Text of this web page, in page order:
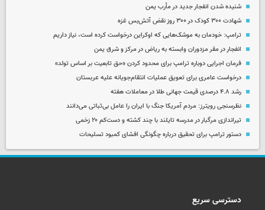
شنیده شدن انفجار جدید در مأرب یمن
شهادت ۳۰۰ کودک در ۳۰۰ روز نقض آتش‌بس غزه
ترامپ: خودمان به موشک‌هایی که اوکراین درخواست کرده است، نیاز داریم
انفجار در مقر مزدوران وابسته به ریاض در مرکز و شرق یمن
فرمان اجرایی دوباره ترامپ برای محدود کردن «حق تابعیت بر اساس تولد»
درخواست عامری برای تعویق عملیات انتقام‌جویانه علیه عربستان
رشد ۴.۸ درصدی قیمت جهانی طلا در معاملات هفته
نظرسنجی رویترز: مردم آمریکا جنگ با ایران را عامل بی‌ثباتی می‌دانند
تیراندازی مرگبار در مدرسه‌ تایلند با چند کشته و دست‌کم ۲۰ زخمی
دستور ترامپ برای تحقیق درباره چگونگی افشای کمبود تسلیحات
دسترسی سریع